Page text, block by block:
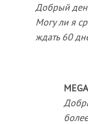
Добрый
Могу ли я
ждать 60